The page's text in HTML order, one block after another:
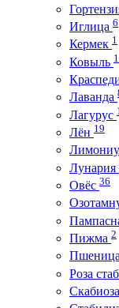
Иглица 6
Кермек 1
Ковыль
Лаванда
Лагурус
Лён 19
Лунария
Овёс 36
Пижма 2
Пшеница
Роза
Скабиоза